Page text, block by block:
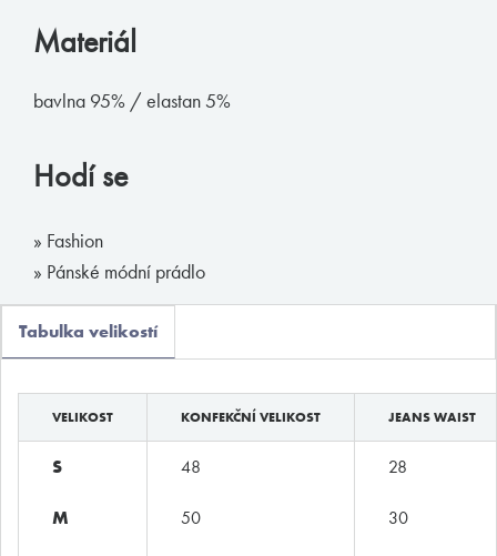
Materiál
bavlna 95% / elastan 5%
Hodí se
» Fashion
» Pánské módní prádlo
Tabulka velikostí
VELIKOST KONFEKČNÍ VELIKOST JEANS WAIST
S 48 28
M 50 30
Tommy Hilfiger
Diesel
E-shop
Boxerky
Tanga, jocky
Ponožky